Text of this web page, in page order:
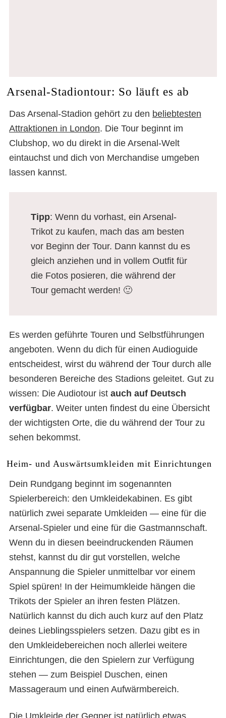
Arsenal-Stadiontour: So läuft es ab
Das Arsenal-Stadion gehört zu den beliebtesten
Attraktionen in London. Die Tour beginnt im
Clubshop, wo du direkt in die Arsenal-Welt
eintauchst und dich von Merchandise umgeben
lassen kannst.
Tipp: Wenn du vorhast, ein Arsenal-
Trikot zu kaufen, mach das am besten
vor Beginn der Tour. Dann kannst du es
gleich anziehen und in vollem Outfit für
die Fotos posieren, die während der
Tour gemacht werden! 🙂
Es werden geführte Touren und Selbstführungen
angeboten. Wenn du dich für einen Audioguide
entscheidest, wirst du während der Tour durch alle
besonderen Bereiche des Stadions geleitet. Gut zu
wissen: Die Audiotour ist auch auf Deutsch
verfügbar. Weiter unten findest du eine Übersicht
der wichtigsten Orte, die du während der Tour zu
sehen bekommst.
Heim- und Auswärtsumkleiden mit Einrichtungen
Dein Rundgang beginnt im sogenannten
Spielerbereich: den Umkleidekabinen. Es gibt
natürlich zwei separate Umkleiden — eine für die
Arsenal-Spieler und eine für die Gastmannschaft.
Wenn du in diesen beeindruckenden Räumen
stehst, kannst du dir gut vorstellen, welche
Anspannung die Spieler unmittelbar vor einem
Spiel spüren! In der Heimumkleide hängen die
Trikots der Spieler an ihren festen Plätzen.
Natürlich kannst du dich auch kurz auf den Platz
deines Lieblingsspielers setzen. Dazu gibt es in
den Umkleidebereichen noch allerlei weitere
Einrichtungen, die den Spielern zur Verfügung
stehen — zum Beispiel Duschen, einen
Massageraum und einen Aufwärmbereich.
Die Umkleide der Gegner ist natürlich etwas